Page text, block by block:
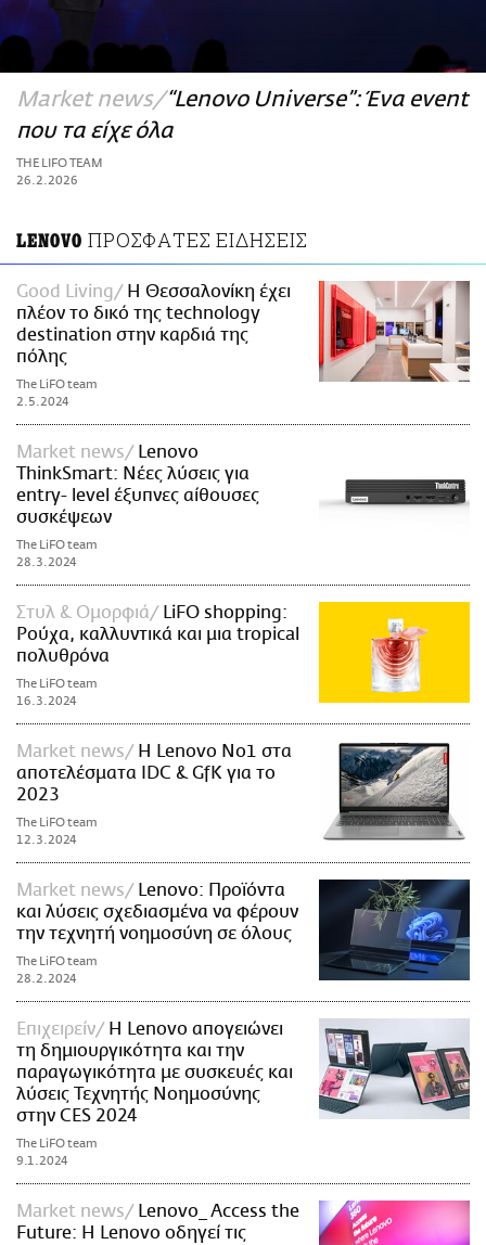
ΑΜΠΑ
PRINT
Market news “Lenovo Universe”: Ένα event
που τα είχε όλα
THE LIFO TEAM
26.2.2026
LENOVO ΠΡΟΣΦΑΤΕΣ ΕΙΔΗΣΕΙΣ
Good Living
Η Θεσσαλονίκη έχει
πλέον το δικό της technology
destination στην καρδιά της
πόλης
The LiFO team
2.5.2024
Market news
Lenovo
ThinkSmart: Νέες λύσεις για
entry- level έξυπνες αίθουσες
συσκέψεων
The LiFO team
28.3.2024
Στυλ & Ομορφιά
LiFO shopping:
Ρούχα, καλλυντικά και μια tropical
πολυθρόνα
The LiFO team
16.3.2024
Market news
H Lenovo Νο1 στα
αποτελέσματα IDC & GfK για το
2023
The LiFO team
12.3.2024
Market news
Lenovo: Προϊόντα
και λύσεις σχεδιασμένα να φέρουν
την τεχνητή νοημοσύνη σε όλους
The LiFO team
28.2.2024
Επιχειρείν
Η Lenovo απογειώνει
τη δημιουργικότητα και την
παραγωγικότητα με συσκευές και
λύσεις Τεχνητής Νοημοσύνης
στην CES 2024
The LiFO team
9.1.2024
Market news
Lenovo_ Access the
Future: H Lenovo οδηγεί τις